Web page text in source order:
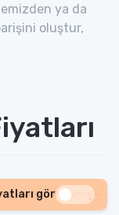
ya da
oluştur,
gör